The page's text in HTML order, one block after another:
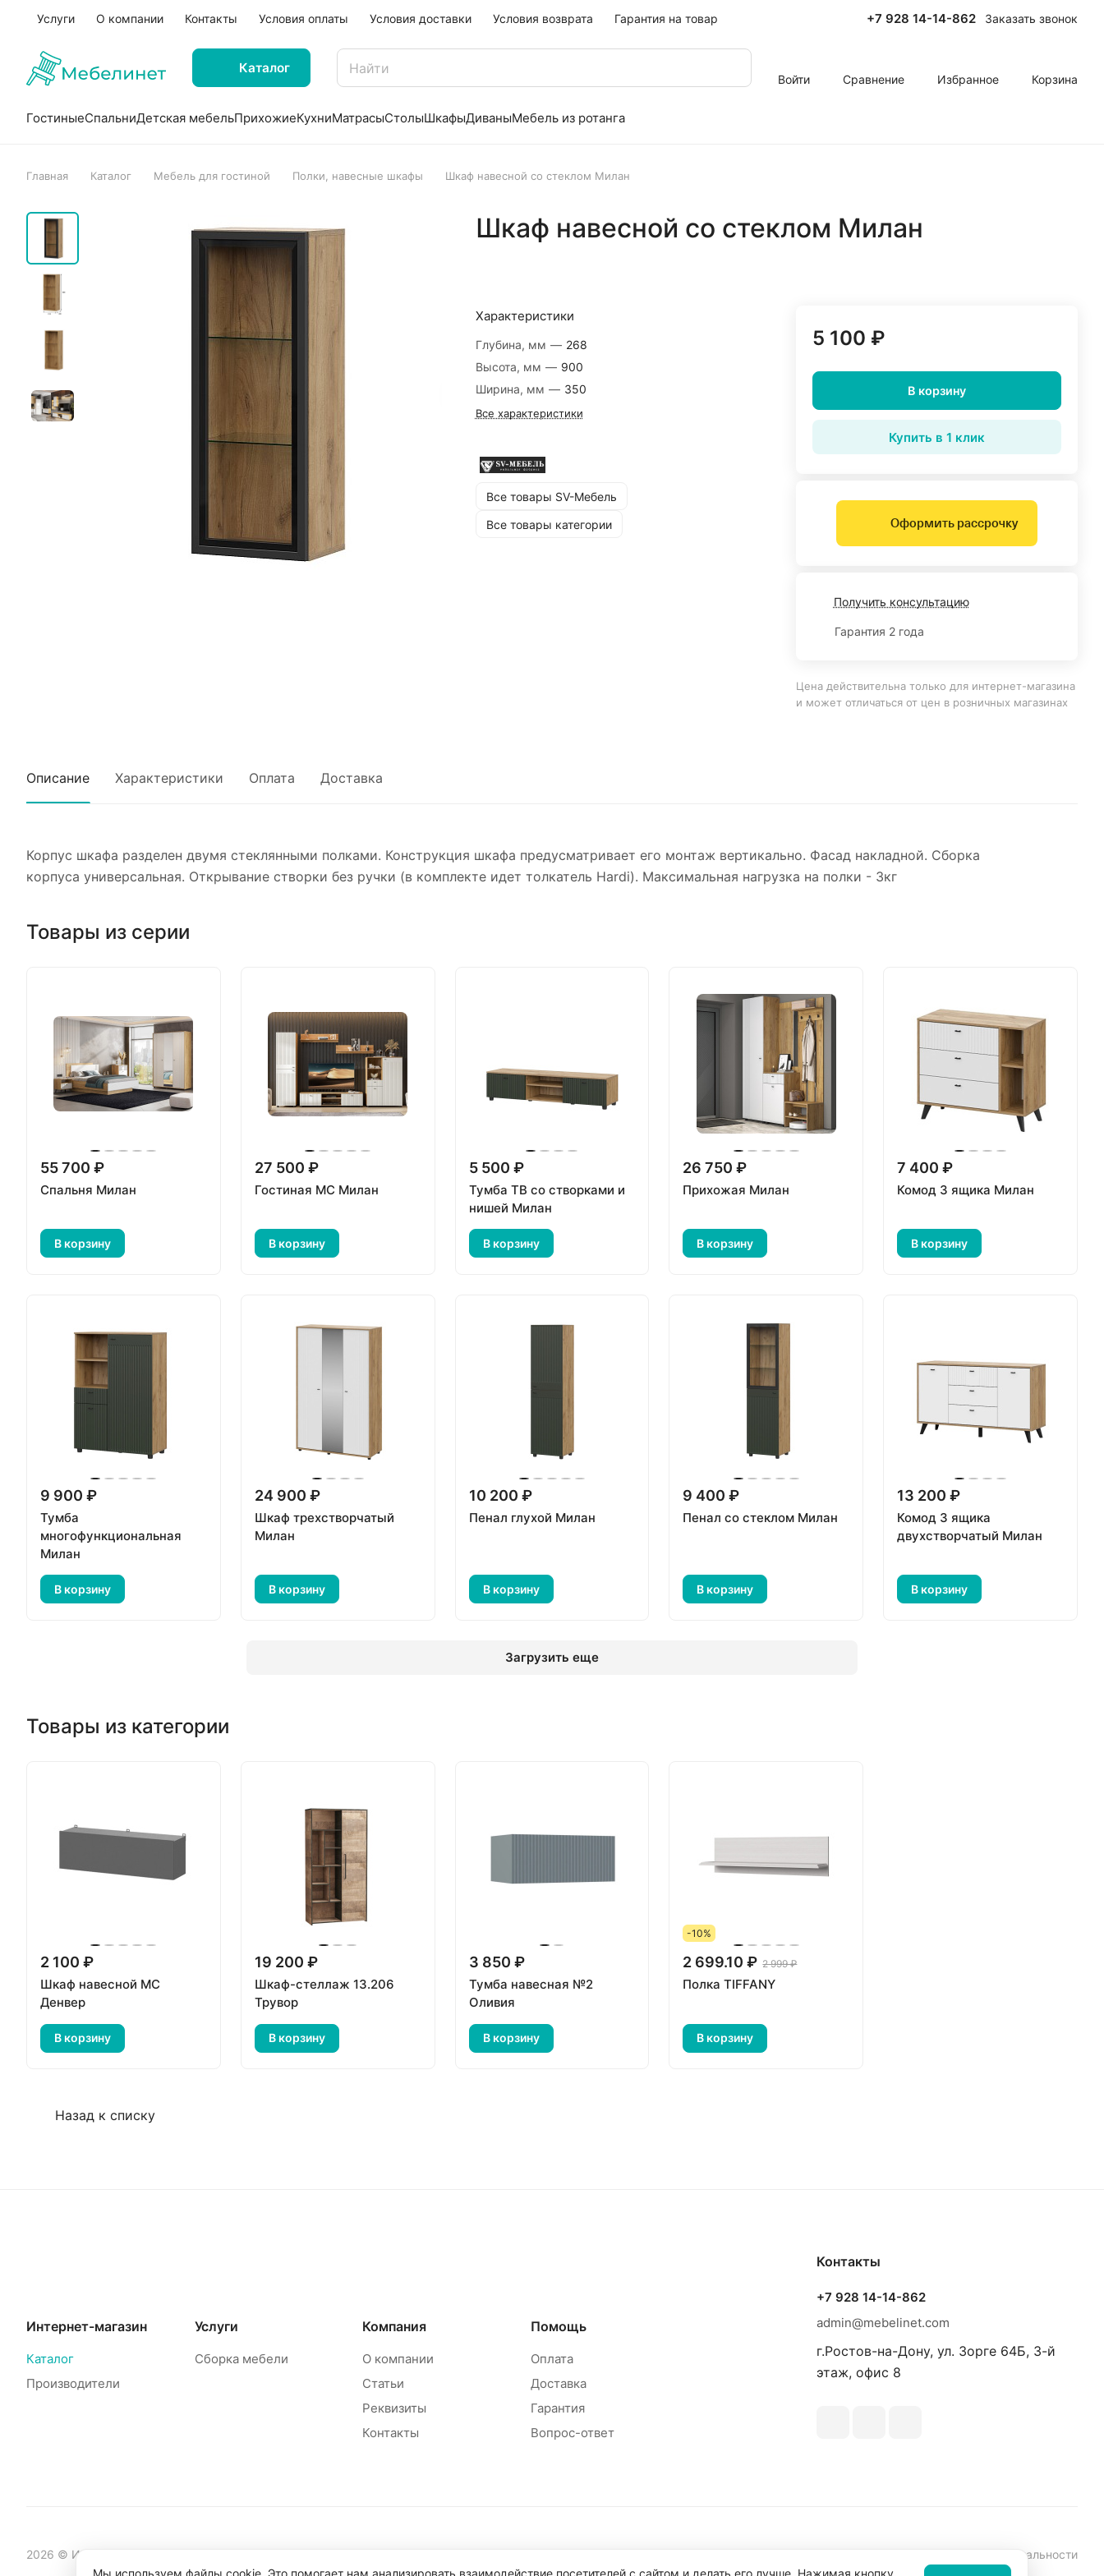
Услуги О компании Контакты Условия оплаты Условия доставки Условия возврата Гарантия на товар +7 928 14-14-862 Заказать звонок
Каталог
Войти Сравнение Избранное Корзина
ГостиныеСпальниДетская мебельПрихожиеКухниМатрасыСтолыШкафыДиваныМебель из ротанга
Главная Каталог Мебель для гостиной Полки, навесные шкафы Шкаф навесной со стеклом Милан
Шкаф навесной со стеклом Милан
Характеристики
Глубина, мм — 268
Высота, мм — 900
Ширина, мм — 350
Все характеристики
Все товары SV-Мебель
Все товары категории
5 100 ₽
В корзину
Купить в 1 клик
Оформить рассрочку
Получить консультацию
Гарантия 2 года
Цена действительна только для интернет-магазина
и может отличаться от цен в розничных магазинах
Описание Характеристики Оплата Доставка
Корпус шкафа разделен двумя стеклянными полками. Конструкция шкафа предусматривает его монтаж вертикально. Фасад накладной. Сборка
корпуса универсальная. Открывание створки без ручки (в комплекте идет толкатель Hardi). Максимальная нагрузка на полки - 3кг
Товары из серии
55 700 ₽
Спальня Милан
В корзину
27 500 ₽
Гостиная МС Милан
В корзину
5 500 ₽
Тумба ТВ со створками и
нишей Милан
В корзину
26 750 ₽
Прихожая Милан
В корзину
7 400 ₽
Комод 3 ящика Милан
В корзину
9 900 ₽
Тумба
многофункциональная
Милан
В корзину
24 900 ₽
Шкаф трехстворчатый
Милан
В корзину
10 200 ₽
Пенал глухой Милан
В корзину
9 400 ₽
Пенал со стеклом Милан
В корзину
13 200 ₽
Комод 3 ящика
двухстворчатый Милан
В корзину
Загрузить еще
Товары из категории
2 100 ₽
Шкаф навесной МС
Денвер
В корзину
19 200 ₽
Шкаф-стеллаж 13.206
Трувор
В корзину
3 850 ₽
Тумба навесная №2
Оливия
В корзину
-10%
2 699.10 ₽ 2 999 ₽
Полка TIFFANY
В корзину
Назад к списку
Интернет-магазин
Каталог
Производители
Услуги
Сборка мебели
Компания
О компании
Статьи
Реквизиты
Контакты
Помощь
Оплата
Доставка
Гарантия
Вопрос-ответ
Контакты
+7 928 14-14-862
admin@mebelinet.com
г.Ростов-на-Дону, ул. Зорге 64Б, 3-й
этаж, офис 8
2026 © Интернет-магазин мебели Mebelinet
Политика конфиденциальности
Мы используем файлы cookie. Это помогает нам анализировать взаимодействие посетителей с сайтом и делать его лучше. Нажимая кнопку